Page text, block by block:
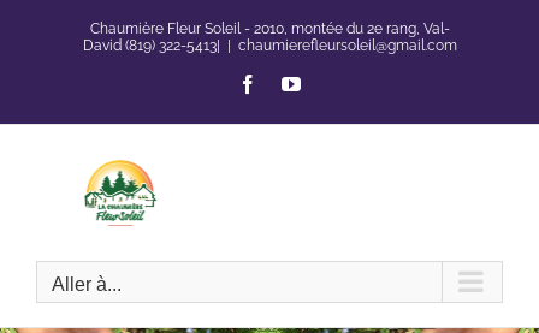
Chaumière Fleur Soleil - 2010, montée du 2e rang, Val-
David (819) 322-5413|
chaumierefleursoleil@gmail.com
FacebookYouTube
Aller à...